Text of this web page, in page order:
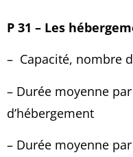
P 31 – Les
– Capacité, nombre
– Durée moyenne
d’hébergement
– Durée moyenne